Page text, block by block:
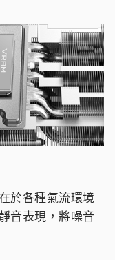
於各種氣流環境
音表現，將噪音